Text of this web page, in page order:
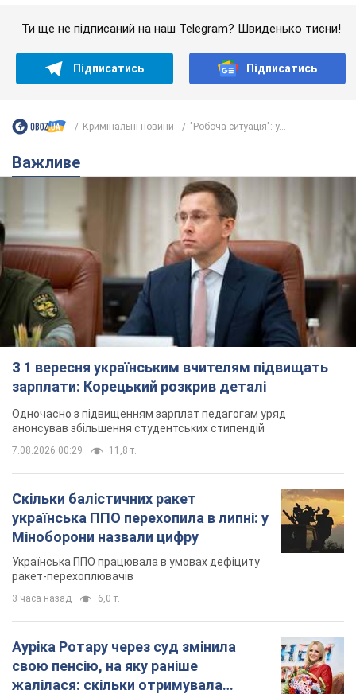
Ти ще не підписаний на наш Telegram? Швиденько тисни!
Підписатись Підписатись
Кримінальні новини "Робоча ситуація": у...
Важливе
З 1 вересня українським вчителям підвищать
зарплати: Корецький розкрив деталі
Одночасно з підвищенням зарплат педагогам уряд
анонсував збільшення студентських стипендій
7.08.2026 00:29 11,8 т.
Скільки балістичних ракет
українська ППО перехопила в липні: у
Міноборони назвали цифру
Українська ППО працювала в умовах дефіциту
ракет-перехоплювачів
3 часа назад 6,0 т.
Ауріка Ротару через суд змінила
свою пенсію, на яку раніше
жалілася: скільки отримувала